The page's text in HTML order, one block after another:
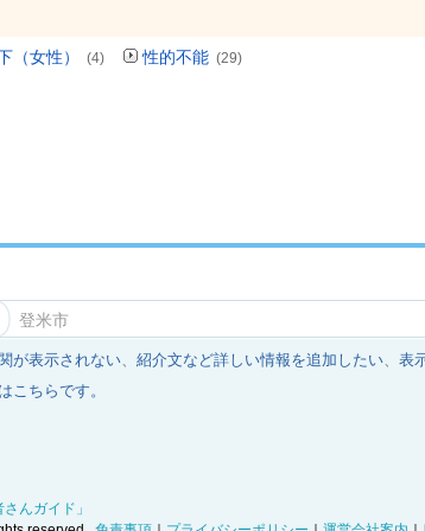
（女性） (4) 性的不能 (29)
登米市
が表示されない、 紹介文など詳しい情報を追加したい、 表
こちらです。
んガイド」